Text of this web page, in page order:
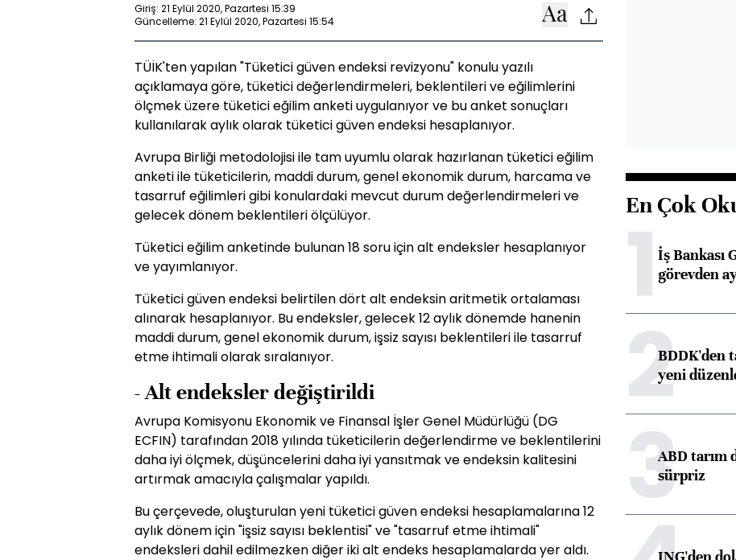
Giriş: 21 Eylül 2020, Pazartesi 15:39
Güncelleme: 21 Eylül 2020, Pazartesi 15:54
TÜİK'ten yapılan "Tüketici güven endeksi revizyonu" konulu yazılı
açıklamaya göre, tüketici değerlendirmeleri, beklentileri ve eğilimlerini
ölçmek üzere tüketici eğilim anketi uygulanıyor ve bu anket sonuçları
kullanılarak aylık olarak tüketici güven endeksi hesaplanıyor.
Avrupa Birliği metodolojisi ile tam uyumlu olarak hazırlanan tüketici eğilim
anketi ile tüketicilerin, maddi durum, genel ekonomik durum, harcama ve
tasarruf eğilimleri gibi konulardaki mevcut durum değerlendirmeleri ve
gelecek dönem beklentileri ölçülüyor.
Tüketici eğilim anketinde bulunan 18 soru için alt endeksler hesaplanıyor
ve yayımlanıyor.
Tüketici güven endeksi belirtilen dört alt endeksin aritmetik ortalaması
alınarak hesaplanıyor. Bu endeksler, gelecek 12 aylık dönemde hanenin
maddi durum, genel ekonomik durum, işsiz sayısı beklentileri ile tasarruf
etme ihtimali olarak sıralanıyor.
- Alt endeksler değiştirildi
Avrupa Komisyonu Ekonomik ve Finansal İşler Genel Müdürlüğü (DG
ECFIN) tarafından 2018 yılında tüketicilerin değerlendirme ve beklentilerini
daha iyi ölçmek, düşüncelerini daha iyi yansıtmak ve endeksin kalitesini
artırmak amacıyla çalışmalar yapıldı.
Bu çerçevede, oluşturulan yeni tüketici güven endeksi hesaplamalarına 12
aylık dönem için "işsiz sayısı beklentisi" ve "tasarruf etme ihtimali"
endeksleri dahil edilmezken diğer iki alt endeks hesaplamalarda yer aldı.
En Çok
1İş Bankası
görevden
2BDDK'den
yeni
3ABD tarım
sürpriz
ING'den